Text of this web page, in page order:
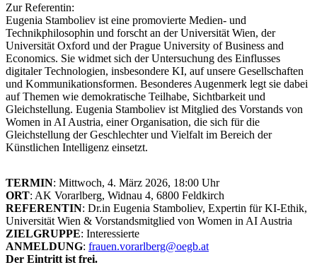
Zur Referentin:
Eugenia Stamboliev ist eine promovierte Medien- und
Technikphilosophin und forscht an der Universität Wien, der
Universität Oxford und der Prague University of Business and
Economics. Sie widmet sich der Untersuchung des Einflusses
digitaler Technologien, insbesondere KI, auf unsere Gesellschaften
und Kommunikationsformen. Besonderes Augenmerk legt sie dabei
auf Themen wie demokratische Teilhabe, Sichtbarkeit und
Gleichstellung. Eugenia Stamboliev ist Mitglied des Vorstands von
Women in AI Austria, einer Organisation, die sich für die
Gleichstellung der Geschlechter und Vielfalt im Bereich der
Künstlichen Intelligenz einsetzt.
TERMIN: Mittwoch, 4. März 2026, 18:00 Uhr
ORT: AK Vorarlberg, Widnau 4, 6800 Feldkirch
REFERENTIN: Dr.in Eugenia Stamboliev, Expertin für KI-Ethik,
Universität Wien & Vorstandsmitglied von Women in AI Austria
ZIELGRUPPE: Interessierte
ANMELDUNG: frauen.vorarlberg@oegb.at
Der Eintritt ist frei.